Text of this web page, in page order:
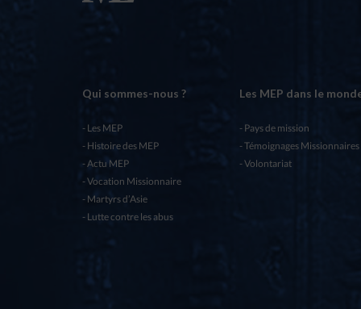
Qui sommes-nous ?
Les MEP
Histoire des MEP
Actu MEP
Vocation Missionnaire
Martyrs d’Asie
Lutte contre les abus
Les MEP dans le
Pays de mission
Témoignages Missionnaires
Volontariat